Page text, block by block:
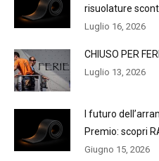
risuolature
Luglio 16, 2026
CHIUSO PER
Luglio 13, 2026
l futuro
Premio: scopri
Giugno 15, 2026